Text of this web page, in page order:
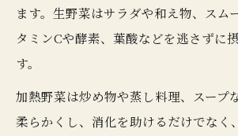
ます。生野菜はサラダや和え物、スム
タミンCや酵素、葉酸などを逃さずに
す。
加熱野菜は炒め物や蒸し料理、スープ
柔らかくし、消化を助けるだけでなく